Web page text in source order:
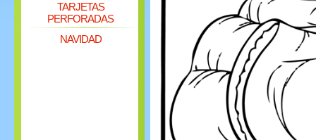
TARJETAS
PERFORADAS
NAVIDAD